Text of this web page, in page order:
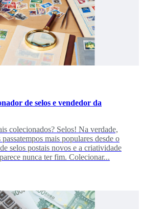
de selos e vendedor da
colecionados? Selos! Na verdade,
mais populares desde o
selos postais novos e a criatividade
nunca ter fim. Colecionar...